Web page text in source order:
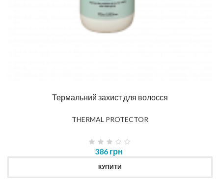
Термальний захист для волосся
THERMAL PROTECTOR
386 грн
КУПИТИ